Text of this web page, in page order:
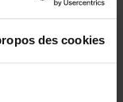
des cookies